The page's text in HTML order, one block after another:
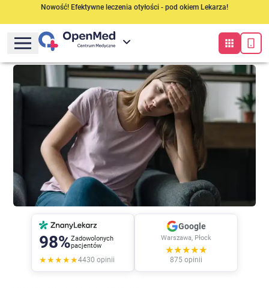
Nowość! Efektywne leczenia otyłości - pod okiem Lekarza!
98%Zadowolonych
pacjentów
★★★★★4430 opinii
Google
Warszawa, Płock
★★★★★
875 opinii